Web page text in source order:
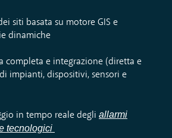
siti basata su motore GIS e
dinamiche
completa e integrazione (diretta e
di impianti, dispositivi, sensori e
in tempo reale degli allarmi
tecnologici